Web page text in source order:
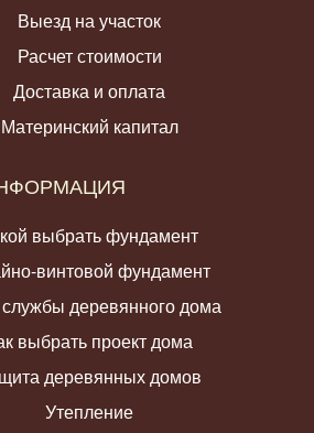
Выезд на участок
Расчет стоимости
Доставка и оплата
Материнский капитал
выбрать фундамент
винтовой фундамент
деревянного дома
выбрать проект дома
деревянных домов
Утепление